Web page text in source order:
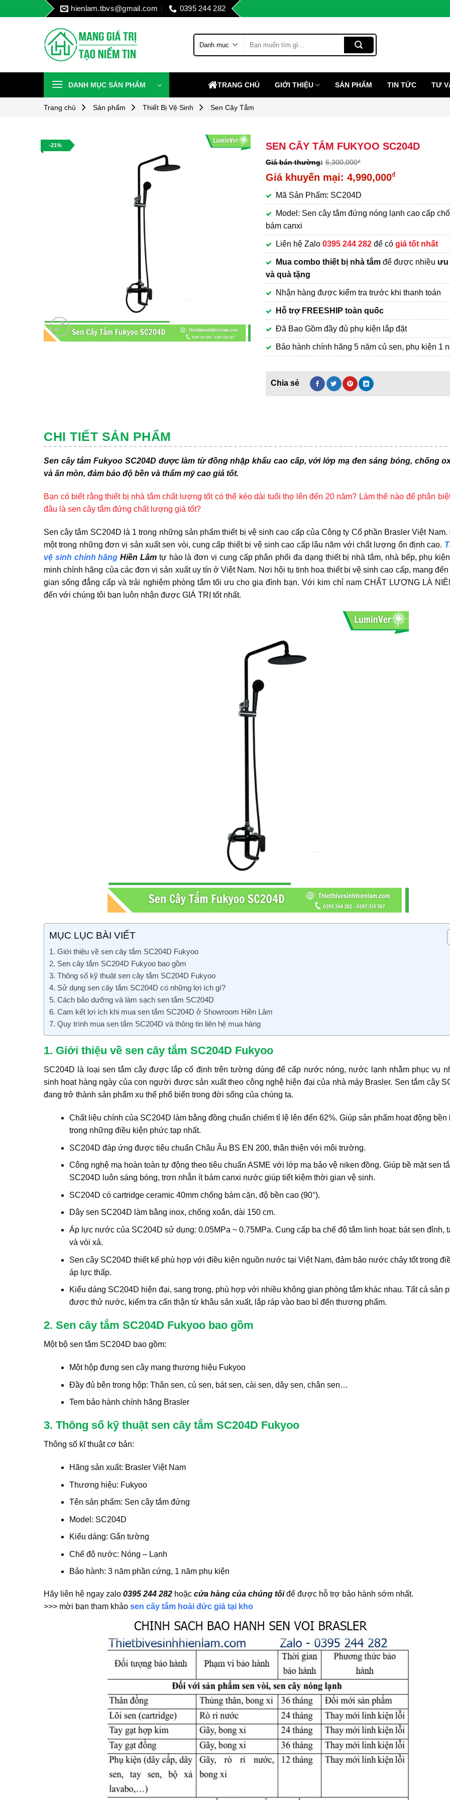
to
hienlam.tbvs@gmail.com 0395 244 282
kiếm:
DANH MỤC SẢN PHẨM TRANG CHỦ GIỚI THIỆU SẢN PHẨM TIN TỨC TƯ
Trang chủ Sản phẩm Thiết Bị Vệ Sinh Sen Cây Tắm
-21% SEN CÂY TẮM FUKYOO SC204D
6,300,000₫
Giá
là:
6,300,000₫.
4,990,000₫
hiện
tại
là:
4,990,000₫.
Mã Sản Phẩm: SC204D
Model: Sen cây tắm đứng nóng lạnh cao cấp
bám canxi
Liên hệ Zalo0395 244 282 để cógiá tốt nhất
Mua combo thiết bị nhà tắm để được nhiều ưu
và quà tặng
Nhận hàng được kiểm tra trước khi thanh toán
Hỗ trợ FREESHIP toàn quốc
Đã Bao Gồm đầy đủ phụ kiện lắp đặt
Bảo hành chính hãng 5 năm củ sen, phụ kiện 1
CHI TIẾT SẢN PHẨM
Sen cây tắm Fukyoo SC204D được làm từ đồng nhập khẩu cao cấp, với lớp mạ đen sáng bóng, chống
và ăn mòn, đảm bảo độ bền và thẩm mỹ cao giá tốt.
Bạn có biết rằng thiết bị nhà tắm chất lượng tốt có thể kéo dài tuổi thọ lên đến 20 năm? Làm thế nào để phân
đâu là sen cây tắm đứng chất lượng giá tốt?
Sen cây tắm SC204D là 1 trong những sản phẩm thiết bị vệ sinh cao cấp của Công ty Cổ phần Brasler Việt
một trong những đơn vị sản xuất sen vòi, cung cấp thiết bị vệ sinh cao cấp lâu năm với chất lượng ổn định cao.
vệ sinh chính hãng Hiền Lâm tự hào là đơn vị cung cấp phân phối đa dạng thiết bị nhà tắm, nhà bếp, phụ
minh chính hãng của các đơn vị sản xuất uy tín ở Việt Nam. Nơi hội tụ tinh hoa thiết bị vệ sinh cao cấp, mang đến
gian sống đẳng cấp và trải nghiệm phòng tắm tối ưu cho gia đình bạn. Với kim chỉ nam CHẤT LƯỢNG LÀ
đến với chúng tôi bạn luôn nhận được GIÁ TRỊ tốt nhất.
MỤC LỤC BÀI VIẾT
1. Giới thiệu về sen cây tắm SC204D Fukyoo
2. Sen cây tắm SC204D Fukyoo bao gồm
3. Thông số kỹ thuật sen cây tắm SC204D Fukyoo
4. Sử dụng sen cây tắm SC204D có những lợi ích gì?
5. Cách bảo dưỡng và làm sạch sen tắm SC204D
6. Cam kết lợi ích khi mua sen tắm SC204D ở Showroom Hiền Lâm
7. Quy trình mua sen tắm SC204D và thông tin liên hệ mua hàng
1. Giới thiệu về sen cây tắm SC204D Fukyoo
SC204D là loại sen tắm cây được lắp cố định trên tường dùng để cấp nước nóng, nước lạnh nhằm phục vụ
sinh hoạt hàng ngày của con người được sản xuất theo công nghệ hiện đại của nhà máy Brasler. Sen tắm cây
đang trở thành sản phẩm xu thế phổ biến trong đời sống của chúng ta.
Chất liệu chính của SC204D làm bằng đồng chuẩn chiếm tỉ lệ lên đến 62%. Giúp sản phẩm hoạt động bền
trong những điều kiện phức tạp nhất.
SC204D đáp ứng được tiêu chuẩn Châu Âu BS EN 200, thân thiện với môi trường.
Công nghệ mạ hoàn toàn tự động theo tiêu chuẩn ASME với lớp mạ bảo vệ niken đồng. Giúp bề mặt sen
SC204D luôn sáng bóng, trơn nhẵn ít bám canxi nước giúp tiết kiệm thời gian vệ sinh.
SC204D có cartridge ceramic 40mm chống bám cặn, độ bền cao (90°).
Dây sen SC204D làm bằng inox, chống xoắn, dài 150 cm.
Áp lực nước của SC204D sử dụng: 0.05MPa ~ 0.75MPa. Cung cấp ba chế độ tắm linh hoạt: bát sen đỉnh,
và vòi xả.
Sen cây SC204D thiết kế phù hợp với điều kiện nguồn nước tại Việt Nam, đảm bảo nước chảy tốt trong
áp lực thấp.
Kiểu dáng SC204D hiện đại, sang trọng, phù hợp với nhiều không gian phòng tắm khác nhau. Tất cả sản
được thử nước, kiểm tra cẩn thận từ khâu sản xuất, lắp ráp vào bao bì đến thương phẩm.
2. Sen cây tắm SC204D Fukyoo bao gồm
Một bộ sen tắm SC204D bao gồm:
Một hộp đựng sen cây mang thương hiệu Fukyoo
Đầy đủ bên trong hộp: Thân sen, củ sen, bát sen, cài sen, dây sen, chân sen…
Tem bảo hành chính hãng Brasler
3. Thông số kỹ thuật sen cây tắm SC204D Fukyoo
Thông số kĩ thuật cơ bản:
Hãng sản xuất: Brasler Việt Nam
Thương hiệu: Fukyoo
Tên sản phẩm: Sen cây tắm đứng
Model: SC204D
Kiểu dáng: Gắn tường
Chế độ nước: Nóng – Lạnh
Bảo hành: 3 năm phần cứng, 1 năm phụ kiện
Hãy liên hệ ngay zalo 0395 244 282 hoặc cửa hàng của chúng tôiđể được hỗ trợ bảo hành sớm nhất.
>>> mời bạn tham khảo sen cây tắm hoài đức giá tại kho